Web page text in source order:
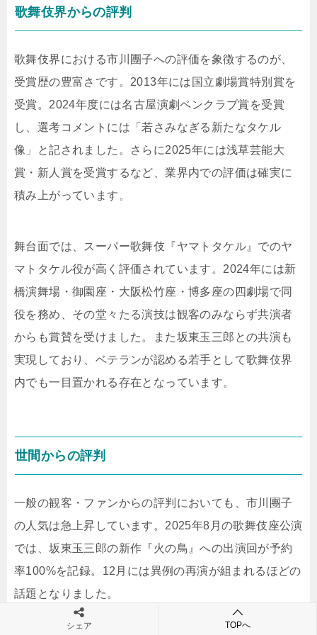
歌舞伎界からの評判
歌舞伎界における市川團子への評価を象徴するのが、
受賞歴の豊富さです。2013年には国立劇場賞特別賞を
受賞。2024年度には名古屋演劇ペンクラブ賞を受賞
し、選考コメントには「若さみなぎる新たなタケル
像」と記されました。さらに2025年には浅草芸能大
賞・新人賞を受賞するなど、業界内での評価は確実に
積み上がっています。
舞台面では、スーパー歌舞伎『ヤマトタケル』でのヤ
マトタケル役が高く評価されています。2024年には新
橋演舞場・御園座・大阪松竹座・博多座の四劇場で同
役を務め、その堂々たる演技は観客のみならず共演者
からも賞賛を受けました。また坂東玉三郎との共演も
実現しており、ベテランが認める若手として歌舞伎界
内でも一目置かれる存在となっています。
世間からの評判
一般の観客・ファンからの評判においても、市川團子
の人気は急上昇しています。2025年8月の歌舞伎座公演
では、坂東玉三郎の新作『火の鳥』への出演回が予約
率100%を記録。12月には異例の再演が組まれるほどの
話題となりました。
シェア TOPへ